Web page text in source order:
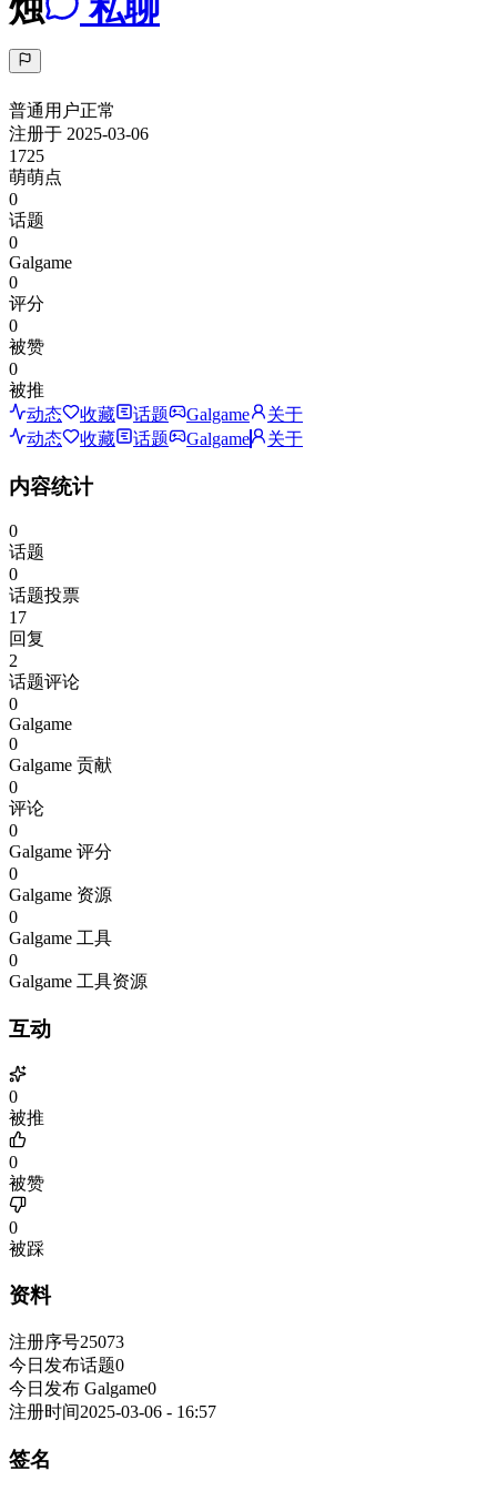
烛 私聊
普通用户正常
注册于 2025-03-06
1725
萌萌点
0
话题
0
Galgame
0
评分
0
被赞
0
被推
动态
收藏 话题 Galgame
关于
动态
收藏 话题 Galgame 关于
内容统计
0
话题
0
话题投票
17
回复
2
话题评论
0
Galgame
0
Galgame 贡献
0
评论
0
Galgame 评分
0
Galgame 资源
0
Galgame 工具
0
Galgame 工具资源
互动
0
被推
0
被赞
0
被踩
资料
注册序号25073
今日发布话题0
今日发布 Galgame0
注册时间2025-03-06 - 16:57
签名